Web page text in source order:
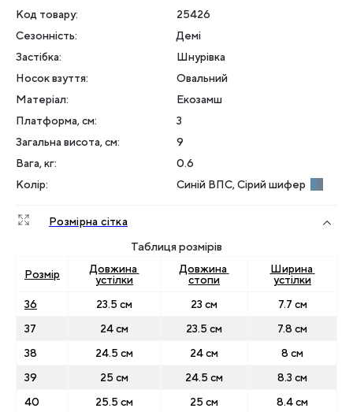
Код товару:
25426
Сезонність:
Демі
Застібка:
Шнурівка
Носок взуття:
Овальний
Матеріал:
Екозамш
Платформа, см:
3
Загальна висота, см:
9
Вага, кг:
0.6
Колір: Синій ВПС, Сірий шифер
Розмірна сітка
Розмір
Довжина
устілки
Довжина
стопи
Ширина
устілки
36
23.5 см 23 см
7.7 см
37
24 см 23.5 см
7.8 см
38
24.5 см 24 см
8 см
39
25 см 24.5 см
8.3 см
40
25.5 см 25 см 8.4 см
Таблиця розмірів